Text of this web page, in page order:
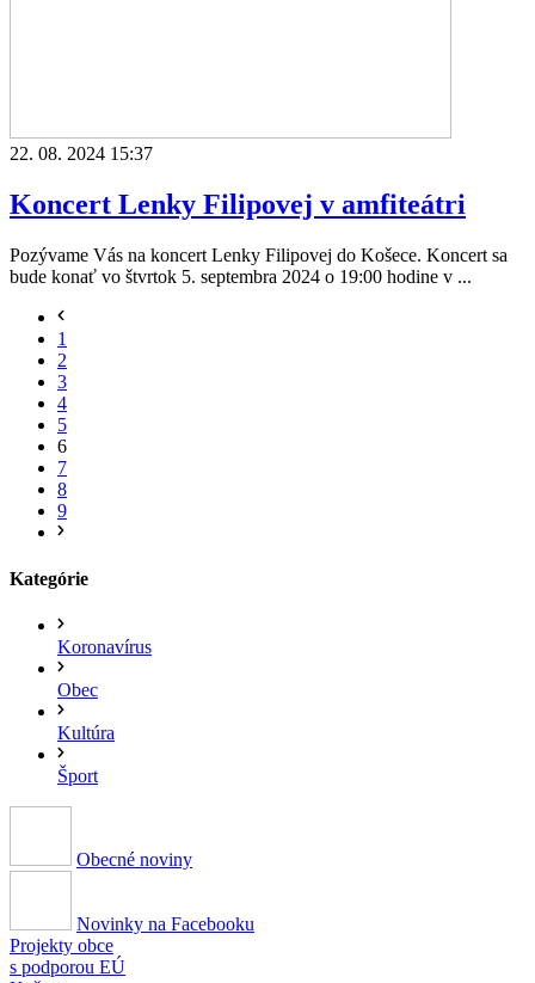
22. 08. 2024 15:37
Koncert Lenky Filipovej v amfiteátri
Pozývame Vás na koncert Lenky Filipovej do Košece. Koncert sa
bude konať vo štvrtok 5. septembra 2024 o 19:00 hodine v ...
1
2
3
4
5
6
7
8
9
Kategórie
Koronavírus
Obec
Kultúra
Šport
Obecné noviny
Novinky na Facebooku
Projekty obce
s podporou EÚ